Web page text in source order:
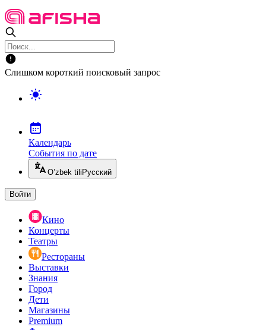
Слишком короткий поисковый запрос
Календарь
События по дате
O’zbek tili Русский
Войти
Кино
Концерты
Театры
Рестораны
Выставки
Знания
Город
Дети
Магазины
Premium